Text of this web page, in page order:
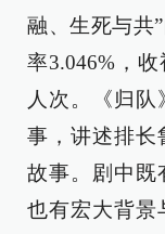
融、生死与共
率3.046%，
人次。《归
事，讲述排长
故事。剧中既
也有宏大背景